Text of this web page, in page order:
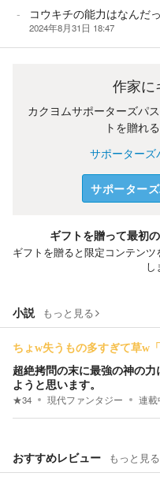
コウキチの能力はなんだ
2024年8月31日 18:47
作家に
カクヨムサポーターズパ
トを贈れ
サポーターズ
サポーター
ギフトを贈って最初
ギフトを贈ると限定コンテン
し
小説 もっと見る
ちょw失うもの多すぎて草w
超絶拷問の末に最強の神の
ようと思います。
★34 現代ファンタジー 連載
おすすめレビュー もっと見る